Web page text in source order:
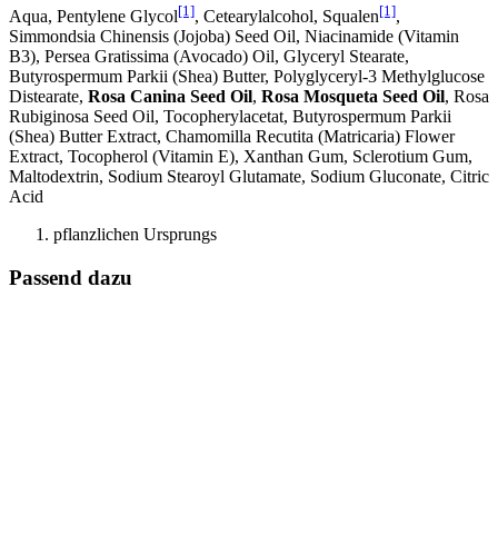
Aqua, Pentylene Glycol[1], Cetearylalcohol, Squalen[1],
Simmondsia Chinensis (Jojoba) Seed Oil, Niacinamide (Vitamin
B3), Persea Gratissima (Avocado) Oil, Glyceryl Stearate,
Butyrospermum Parkii (Shea) Butter, Polyglyceryl-3 Methylglucose
Distearate, Rosa Canina Seed Oil, Rosa Mosqueta Seed Oil, Rosa
Rubiginosa Seed Oil, Tocopherylacetat, Butyrospermum Parkii
(Shea) Butter Extract, Chamomilla Recutita (Matricaria) Flower
Extract, Tocopherol (Vitamin E), Xanthan Gum, Sclerotium Gum,
Maltodextrin, Sodium Stearoyl Glutamate, Sodium Gluconate, Citric
Acid
pflanzlichen Ursprungs
Passend dazu